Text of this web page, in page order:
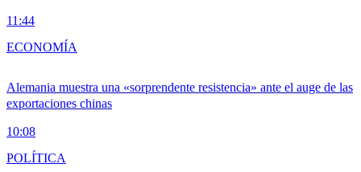
11:44
Alemania muestra una «sorprendente resistencia» ante el auge de las
exportaciones chinas
10:08
ECONOMÍA
POLÍTICA